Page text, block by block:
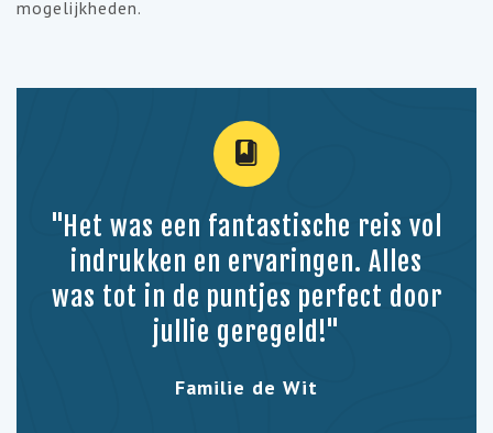
mogelijkheden.
"Het was een fantastische reis vol
indrukken en ervaringen. Alles
was tot in de puntjes perfect door
jullie geregeld!"
Familie de Wit